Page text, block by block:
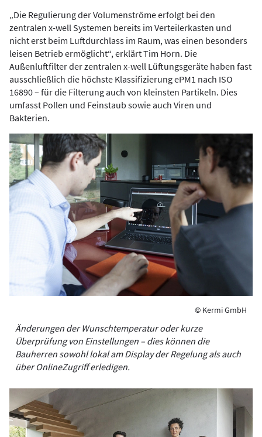
„Die Regulierung der Volumenströme erfolgt bei den
zentralen x-well Systemen bereits im Verteilerkasten und
nicht erst beim Luftdurchlass im Raum, was einen besonders
leisen Betrieb ermöglicht“, erklärt Tim Horn. Die
Außenluftfilter der zentralen x-well Lüftungsgeräte haben fast
ausschließlich die höchste Klassifizierung ePM1 nach ISO
16890 – für die Filterung auch von kleinsten Partikeln. Dies
umfasst Pollen und Feinstaub sowie auch Viren und
Bakterien.
© Kermi GmbH
Änderungen der Wunschtemperatur oder kurze
Überprüfung von Einstellungen – dies können die
Bauherren sowohl lokal am Display der Regelung als auch
über OnlineZugriff erledigen.